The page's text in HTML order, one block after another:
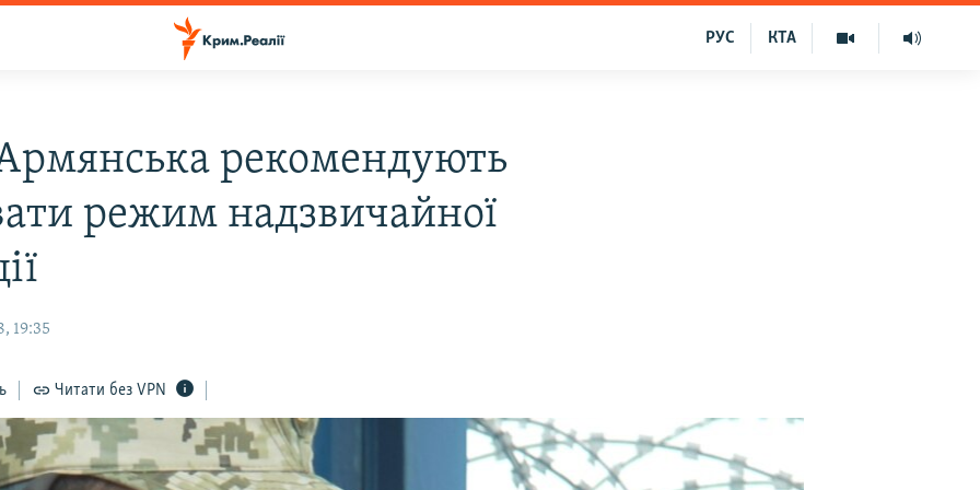
КТА
РУС
рекомендують
режим надзвичайної
19:35
Читати без VPN